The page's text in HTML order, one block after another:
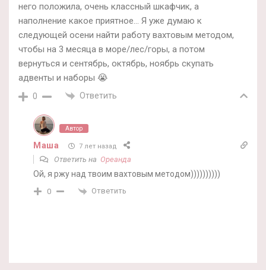
него положила, очень классный шкафчик, а
наполнение какое приятное… Я уже думаю к
следующей осени найти работу вахтовым методом,
чтобы на 3 месяца в море/лес/горы, а потом
вернуться и сентябрь, октябрь, ноябрь скупать
адвенты и наборы 😭
0 Ответить
Автор
Маша 7 лет назад
Ответить на Ореанда
Ой, я ржу над твоим вахтовым методом))))))))))
0 Ответить